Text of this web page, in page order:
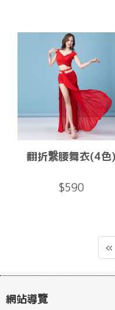
翻折繫腰舞衣(4色)
$590
«
網站導覽